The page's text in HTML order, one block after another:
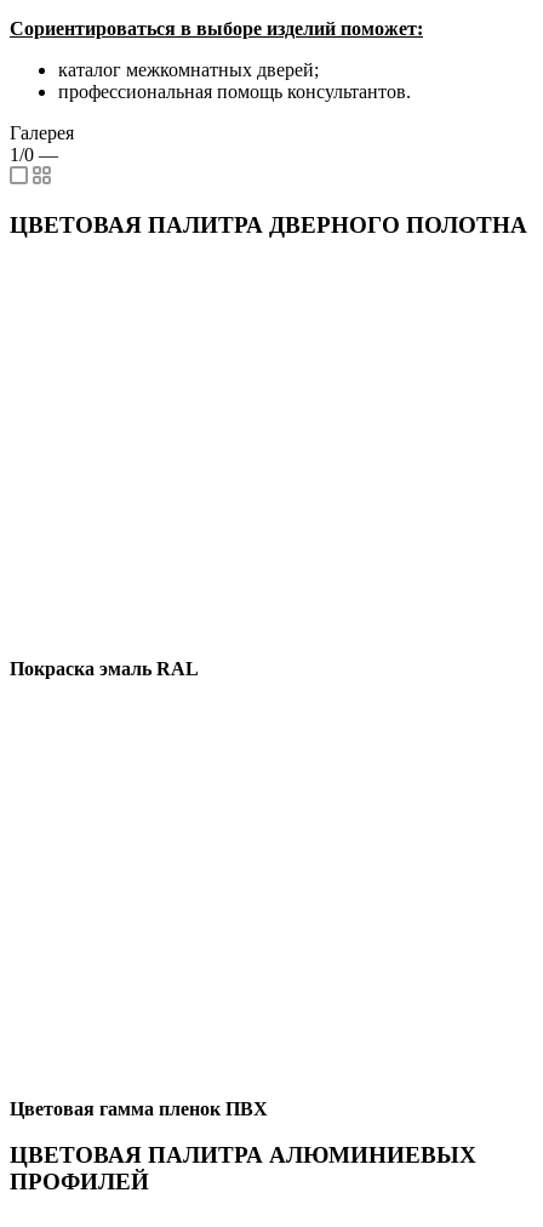
Сориентироваться в выборе изделий поможет:
каталог межкомнатных дверей;
профессиональная помощь консультантов.
Галерея
1/0 —
ЦВЕТОВАЯ ПАЛИТРА ДВЕРНОГО ПОЛОТНА
Покраска эмаль RAL
Цветовая гамма пленок ПВХ
ЦВЕТОВАЯ ПАЛИТРА АЛЮМИНИЕВЫХ
ПРОФИЛЕЙ